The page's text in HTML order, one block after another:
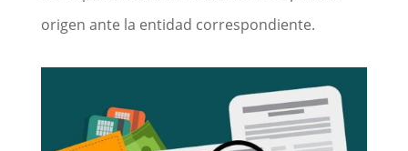
origen ante la entidad correspondiente.